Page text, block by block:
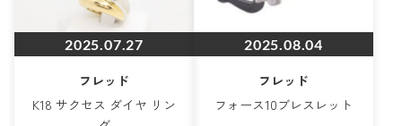
2025.07.27
フレッド
K18 サクセス ダイヤ リン
2025.08.04
フレッド
フォース10ブレスレット